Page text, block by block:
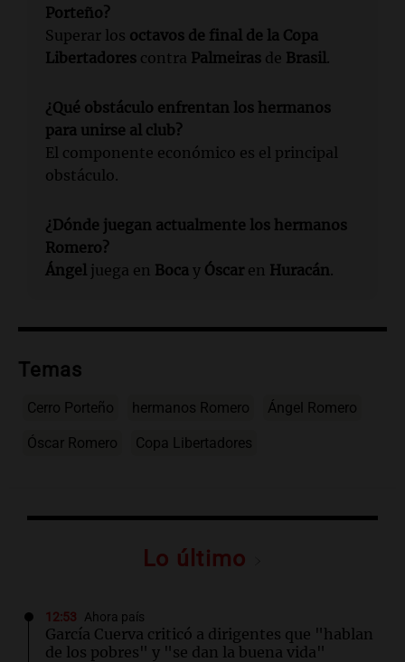
Porteño?
Superar los octavos de final de la Copa
Libertadores contra Palmeiras de Brasil .
¿Qué obstáculo enfrentan los hermanos
para unirse al club?
El componente económico es el principal
obstáculo.
¿Dónde juegan actualmente los hermanos
Romero?
Ángel juega en Boca y Óscar en Huracán.
Temas
Cerro Porteño hermanos Romero Ángel Romero
Óscar Romero Copa Libertadores
Lo último
12:53 Ahora país
García Cuerva criticó a dirigentes que "hablan
de los pobres" y "se dan la buena vida"